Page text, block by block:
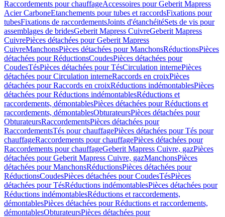
Raccordements pour chauffageAccessoires pour Geberit Mapress
Acier CarboneEtanchements pour tubes et raccordsFixations pour
tubesFixations de raccordementsJoints d'étanchéitéSets de vis pour
assemblages de bridesGeberit Mapress CuivreGeberit Mapress
CuivrePièces détachées pour Geberit Mapress
CuivreManchonsPièces détachées pour ManchonsRéductionsPièces
détachées pour RéductionsCoudesPièces détachées pour
CoudesTésPièces détachées pour TésCirculation internePièces
détachées pour Circulation interneRaccords en croixPièces
détachées pour Raccords en croixRéductions indémontablesPièces
détachées pour Réductions indémontablesRéductions et
raccordements, démontablesPièces détachées pour Réductions et
raccordements, démontablesObturateursPièces détachées pour
ObturateursRaccordementsPièces détachées pour
RaccordementsTés pour chauffagePièces détachées pour Tés pour
chauffageRaccordements pour chauffagePièces détachées pour
Raccordements pour chauffageGeberit Mapress Cuivre, gazPièces
détachées pour Geberit Mapress Cuivre, gazManchonsPièces
détachées pour ManchonsRéductionsPièces détachées pour
RéductionsCoudesPièces détachées pour CoudesTésPièces
détachées pour TésRéductions indémontablesPièces détachées pour
Réductions indémontablesRéductions et raccordements,
démontablesPièces détachées pour Réductions et raccordements,
démontablesObturateursPièces détachées pour